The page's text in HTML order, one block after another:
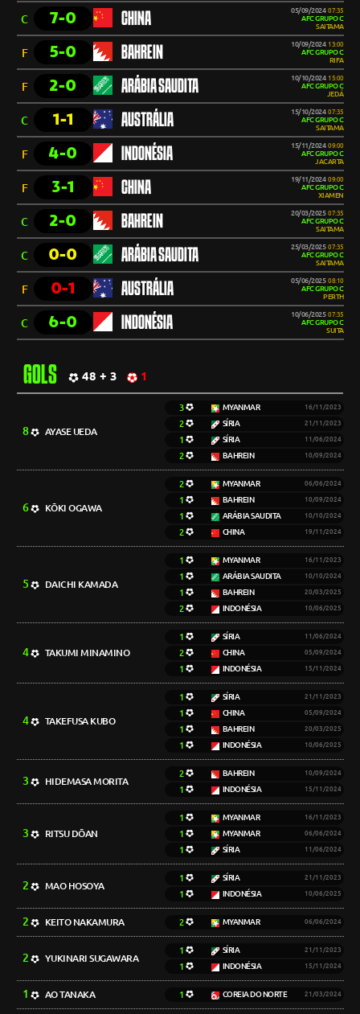
C 7-0 CHINA 05/09/2024 07:35
AFC GRUPO C
SAITAMA
F 5-0 BAHREIN 10/09/2024 13:00
AFC GRUPO C
RIFA
F 2-0 ARÁBIA SAUDITA 10/10/2024 15:00
AFC GRUPO C
JEDÁ
C 1-1 AUSTRÁLIA 15/10/2024 07:35
AFC GRUPO C
SAITAMA
F 4-0 INDONÉSIA 15/11/2024 09:00
AFC GRUPO C
JACARTA
F 3-1 CHINA 19/11/2024 09:00
AFC GRUPO C
XIAMEN
C 2-0 BAHREIN 20/03/2025 07:35
AFC GRUPO C
SAITAMA
C 0-0 ARÁBIA SAUDITA 25/03/2025 07:35
AFC GRUPO C
SAITAMA
F 0-1 AUSTRÁLIA 05/06/2025 08:10
AFC GRUPO C
PERTH
C 6-0 INDONÉSIA 10/06/2025 07:35
AFC GRUPO C
SUITA
GOLS 48 + 3 1
8 AYASE UEDA
3 MYANMAR 16/11/2023
2 SÍRIA 21/11/2023
1 SÍRIA 11/06/2024
2 BAHREIN 10/09/2024
6 KŌKI OGAWA
2 MYANMAR 06/06/2024
1 BAHREIN 10/09/2024
1 ARÁBIA SAUDITA 10/10/2024
2 CHINA 19/11/2024
5 DAICHI KAMADA
1 MYANMAR 16/11/2023
1 ARÁBIA SAUDITA 10/10/2024
1 BAHREIN 20/03/2025
2 INDONÉSIA 10/06/2025
4 TAKUMI MINAMINO
1 SÍRIA 11/06/2024
2 CHINA 05/09/2024
1 INDONÉSIA 15/11/2024
4 TAKEFUSA KUBO
1 SÍRIA 21/11/2023
1 CHINA 05/09/2024
1 BAHREIN 20/03/2025
1 INDONÉSIA 10/06/2025
3 HIDEMASA MORITA
2 BAHREIN 10/09/2024
1 INDONÉSIA 15/11/2024
3 RITSU DŌAN
1 MYANMAR 16/11/2023
1 MYANMAR 06/06/2024
1 SÍRIA 11/06/2024
2 MAO HOSOYA
1 SÍRIA 21/11/2023
1 INDONÉSIA 10/06/2025
2 KEITO NAKAMURA 2 MYANMAR 06/06/2024
2 YUKINARI SUGAWARA
1 SÍRIA 21/11/2023
1 INDONÉSIA 15/11/2024
1 AO TANAKA 1 COREIA DO NORTE 21/03/2024